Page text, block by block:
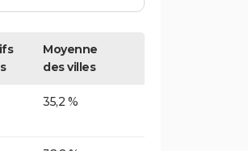
Moyenne
des villes
35,2 %